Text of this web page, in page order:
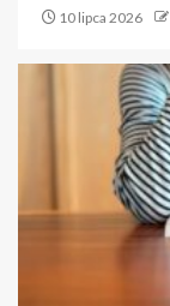
10 lipca 2026